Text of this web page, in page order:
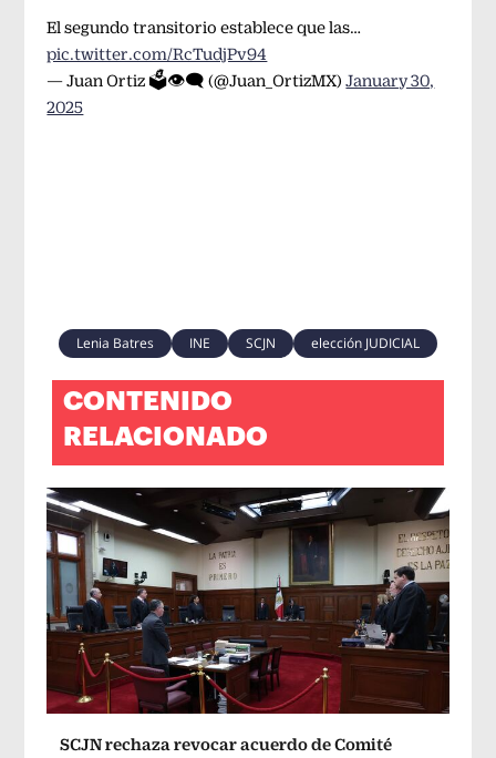
El segundo transitorio establece que las…
pic.twitter.com/RcTudjPv94
— Juan Ortiz 🗳️👁‍🗨 (@Juan_OrtizMX)January 30,
2025
Lenia Batres INE SCJN elección JUDICIAL
CONTENIDO
RELACIONADO
SCJN rechaza revocar acuerdo de Comité